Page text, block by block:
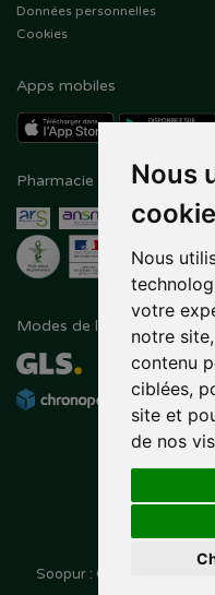
Nous
Nous
votre
notre
contenu
ciblées,
site et
de nos
Données personnelles
Cookies
Apps mobiles
Pharmacie en ligne agréée
Modes de livraison
Soopur : Cosmétiques,